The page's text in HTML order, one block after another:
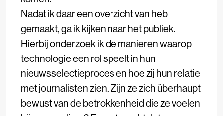
Nadat ik daar een overzicht van heb
gemaakt, ga ik kijken naar het publiek.
Hierbij onderzoek ik de manieren waarop
technologie een rol speelt in hun
nieuwsselectieproces en hoe zij hun relatie
met journalisten zien. Zijn ze zich überhaupt
bewust van de betrokkenheid die ze voelen